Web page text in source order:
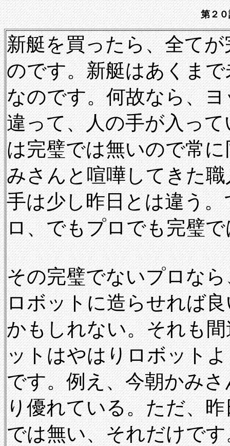
第２
新艇を買ったら、全て
のです。新艇はあくまで
なのです。何故なら、
違って、人の手が入っ
は完璧では無いので常
みさんと喧嘩してきた職
手は少し昨日とは違う
ロ、でもプロでも完璧
その完璧でないプロな
ロボットに造らせれば
かもしれない。それも
ットはやはりロボット
です。例え、今朝かみ
り優れている。ただ、
では無い、それだけで